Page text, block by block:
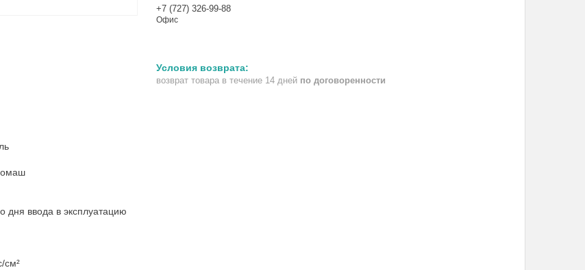
+7 (727) 326-99-88
Офис
возврат товара в течение 14 дней по договоренности
дня ввода в эксплуатацию
см²